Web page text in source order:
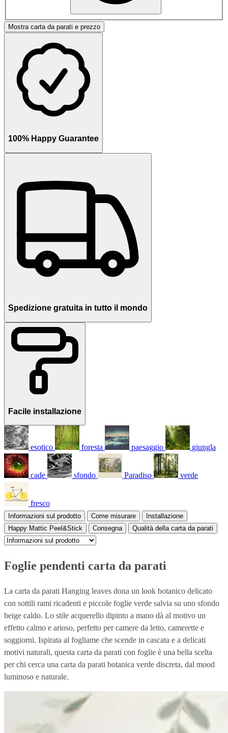
Mostra carta da parati e prezzo
100% Happy Guarantee
Spedizione gratuita in tutto il mondo
Facile installazione
esotico foresta paesaggio giungla
cade sfondo Paradiso verde
fresco
Informazioni sul prodotto Come misurare
Installazione
Happy Mattic Peel&Stick
Consegna Qualità della carta da parati
Foglie pendenti carta da parati
La carta da parati Hanging leaves dona un look botanico delicato
con sottili rami ricadenti e piccole foglie verde salvia su uno sfondo
beige caldo. Lo stile acquerello dipinto a mano dà al motivo un
effetto calmo e arioso, perfetto per camere da letto, camerette e
soggiorni. Ispirata al fogliame che scende in cascata e a delicati
motivi naturali, questa carta da parati con foglie è una bella scelta
per chi cerca una carta da parati botanica verde discreta, dal mood
luminoso e naturale.